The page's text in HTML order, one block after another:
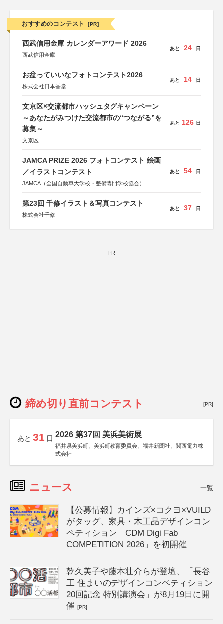
おすすめのコンテスト [PR]
西武信用金庫 カレンダーアワード 2026
西武信用金庫
あと 24 日
お盆っていいなフォトコンテスト2026
株式会社日本香堂
あと 14 日
文京区×交流都市ハッシュタグキャンペーン
～あなたがみつけた交流都市の“つながる”を
募集～
文京区
あと 126 日
JAMCA PRIZE 2026 フォトコンテスト 絵画
／イラストコンテスト
JAMCA（全国自動車大学校・整備専門学校協会）
あと 54 日
第23回 千修イラスト＆写真コンテスト
株式会社千修
あと 37 日
PR
締め切り直前コンテスト [PR]
あと 31 日 2026 第37回 美浜美術展
福井県美浜町、美浜町教育委員会、福井新聞社、関西電力株
式会社
ニュース 一覧
【公募情報】カインズ×コクヨ×VUILD
がタッグ、家具・木工品デザインコン
ペティション「CDM Digi Fab
COMPETITION 2026」を初開催
乾久美子や藤本壮介らが登壇、「長谷
工 住まいのデザインコンペティション
20回記念 特別講演会」が8月19日に開
催[PR]